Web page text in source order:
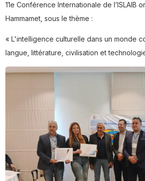
11e Conférence Internationale de l’ISLAIB
Hammamet, sous le thème :
« L'intelligence culturelle dans un monde
langue, littérature, civilisation et